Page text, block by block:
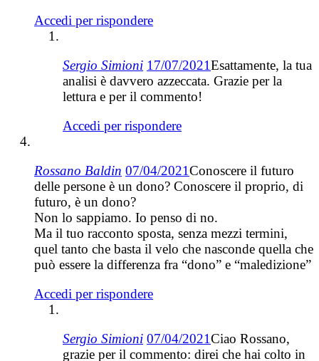
Accedi per rispondere
Sergio Simioni 17/07/2021Esattamente, la tua
analisi è davvero azzeccata. Grazie per la
lettura e per il commento!
Accedi per rispondere
Rossano Baldin 07/04/2021Conoscere il futuro
delle persone è un dono? Conoscere il proprio, di
futuro, è un dono?
Non lo sappiamo. Io penso di no.
Ma il tuo racconto sposta, senza mezzi termini,
quel tanto che basta il velo che nasconde quella che
può essere la differenza fra “dono” e “maledizione”
Accedi per rispondere
Sergio Simioni 07/04/2021Ciao Rossano,
grazie per il commento: direi che hai colto in